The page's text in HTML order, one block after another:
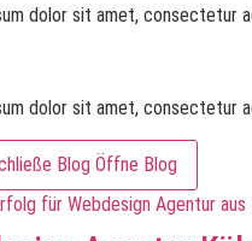
dolor sit amet, consectetur
dolor sit amet, consectetur
Blog Öffne Blog